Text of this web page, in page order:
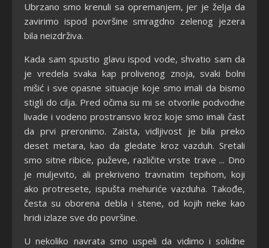
Ubrzano smo krenuli sa opremanjem, jer je želja da
zavirimo ispod površine smragdno zelenog jezera
bila neizdrživa.
Kada sam spustio glavu ispod vode, shvatio sam da
je vredela svaka kap prolivenog znoja, svaki bolni
mišić i sve opasne situacije koje smo imali da bismo
stigli do cilja. Pred očima su mi se otvorile podvodne
livade i vodeno prostransvo kroz koje smo imali čast
da prvi preronimo. Zaista, vidljivost je bila preko
deset metara, kao da gledate kroz vazduh. Sretali
smo sitne ribice, puževe, različite vrste trave ... Dno
je muljevito, ali prekriveno travnatim tepihom, koji
ako protresete, ispušta mehuriće vazduha. Takođe,
česta su oborena debla i stene, od kojih neke kao
hridi izlaze sve do površine.
U nekoliko navrata smo uspeli da vidimo i solidne